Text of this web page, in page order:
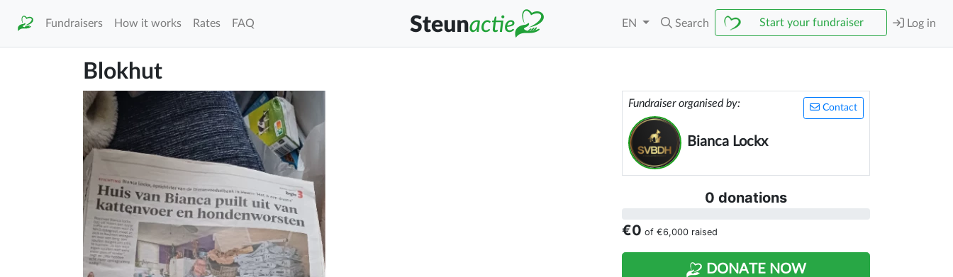
Fundraisers How it works Rates FAQ EN Search Start your fundraiser Log in
Blokhut
Contact
Fundraiser organised by:
Bianca Lockx
0 donations
€0 of €6,000 raised
DONATE NOW